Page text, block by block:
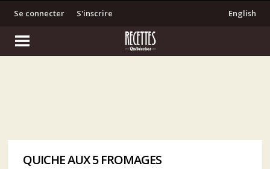
S'inscrire
Se connecter English
QUICHE AUX 5 FROMAGES